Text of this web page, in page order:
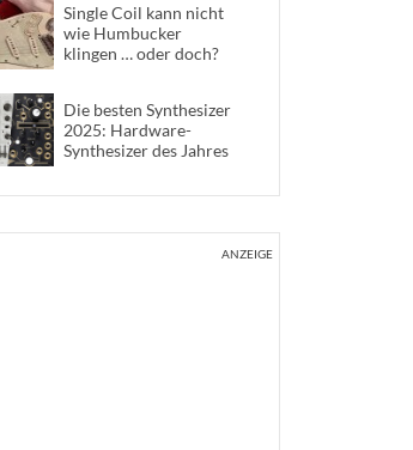
Single Coil kann nicht
wie Humbucker
klingen … oder doch?
Die besten Synthesizer
2025: Hardware-
Synthesizer des Jahres
ANZEIGE